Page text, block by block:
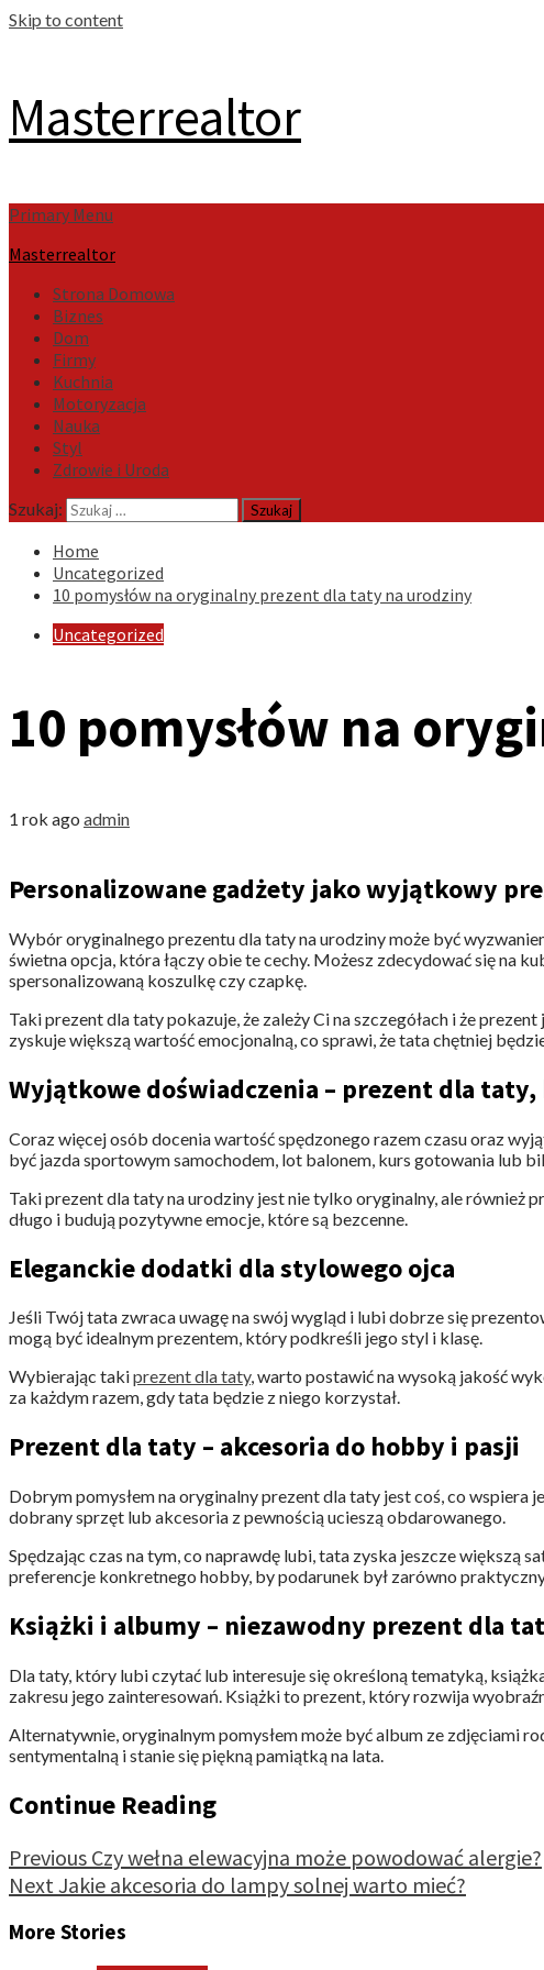
Skip to content
Masterrealtor
Primary Menu
Masterrealtor
Strona Domowa
Biznes
Dom
Firmy
Kuchnia
Motoryzacja
Nauka
Styl
Zdrowie i Uroda
Szukaj:
Home
Uncategorized
10 pomysłów na oryginalny prezent dla taty na urodziny
Uncategorized
10 pomysłów na
1 rok ago admin
Personalizowane gadżety jako wyjątkowy
Wybór oryginalnego prezentu dla taty na urodziny może być
świetna opcja, która łączy obie te cechy. Możesz zdecydować się na
spersonalizowaną koszulkę czy czapkę.
Taki prezent dla taty pokazuje, że zależy Ci na szczegółach i że
zyskuje większą wartość emocjonalną, co sprawi, że tata chętniej
Wyjątkowe doświadczenia – prezent dla
Coraz więcej osób docenia wartość spędzonego razem czasu oraz
być jazda sportowym samochodem, lot balonem, kurs gotowania lub
Taki prezent dla taty na urodziny jest nie tylko oryginalny, ale również
długo i budują pozytywne emocje, które są bezcenne.
Eleganckie dodatki dla stylowego ojca
Jeśli Twój tata zwraca uwagę na swój wygląd i lubi dobrze się
mogą być idealnym prezentem, który podkreśli jego styl i klasę.
Wybierając takiprezent dla taty, warto postawić na wysoką jakość
za każdym razem, gdy tata będzie z niego korzystał.
Prezent dla taty – akcesoria do hobby i pasji
Dobrym pomysłem na oryginalny prezent dla taty jest coś, co
dobrany sprzęt lub akcesoria z pewnością ucieszą obdarowanego.
Spędzając czas na tym, co naprawdę lubi, tata zyska jeszcze
preferencje konkretnego hobby, by podarunek był zarówno
Książki i albumy – niezawodny prezent dla
Dla taty, który lubi czytać lub interesuje się określoną tematyką,
zakresu jego zainteresowań. Książki to prezent, który rozwija
Alternatywnie, oryginalnym pomysłem może być album ze zdjęciami
sentymentalną i stanie się piękną pamiątką na lata.
Continue Reading
Previous Czy wełna elewacyjna może powodować alergie?
Next Jakie akcesoria do lampy solnej warto mieć?
More Stories